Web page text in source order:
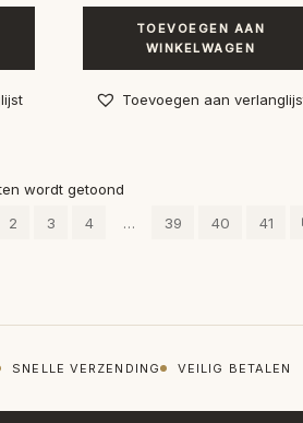
TOEVOEGEN AAN
WINKELWAGEN
Toevoegen aan
wordt getoond
2 3 4 … 39 40 41
SNELLE VERZENDING VEILIG BETALEN